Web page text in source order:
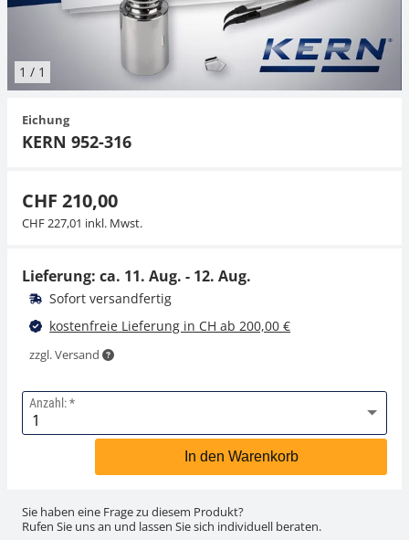
1 / 1
Eichung
KERN 952-316
CHF 210,00
CHF 227,01 inkl. Mwst.
Lieferung: ca. 11. Aug. - 12. Aug.
Sofort versandfertig
kostenfreie Lieferung in CH ab 200,00 €
zzgl. Versand
Anzahl:
In den Warenkorb
Sie haben eine Frage zu diesem Produkt?
Rufen Sie uns an und lassen Sie sich individuell beraten.
Kranwaagen
Tischwaagen
Zubehör
Zug- und Druck-Kraftmesszellen
Zugvorrichtungen
Externe Beleuchtungseinheiten
Mikroskopkameras
Expertenanwendungen
Universelle Anwendungen
Farbmessung
Zubehör